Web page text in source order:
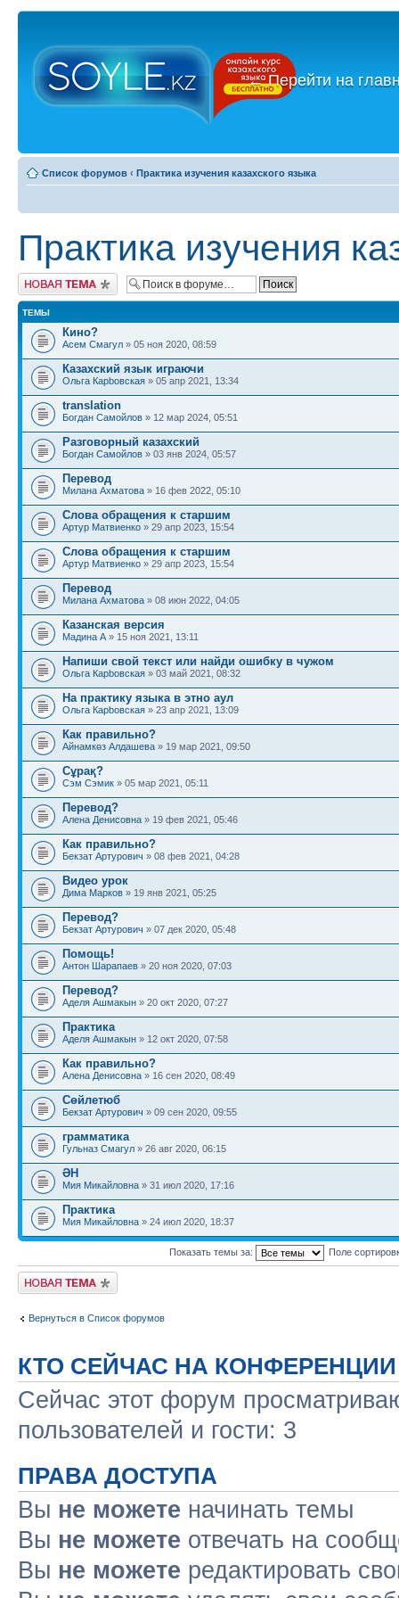
←Перейти на
Список форумов ‹ Практика изучения казахского языка
Практика изучения
Новая тема
ТЕМЫ
Кино?
Асем Смагул » 05 ноя 2020, 08:59
Казахский язык играючи
Ольга Карbовская » 05 апр 2021, 13:34
translation
Богдан Самойлов » 12 мар 2024, 05:51
Разговорный казахский
Богдан Самойлов » 03 янв 2024, 05:57
Перевод
Милана Ахматова » 16 фев 2022, 05:10
Слова обращения к старшим
Артур Матвиенко » 29 апр 2023, 15:54
Слова обращения к старшим
Артур Матвиенко » 29 апр 2023, 15:54
Перевод
Милана Ахматова » 08 июн 2022, 04:05
Казанская версия
Мадина A » 15 ноя 2021, 13:11
Напиши свой текст или найди ошибку в чужом
Ольга Карbовская » 03 май 2021, 08:32
На практику языка в этно аул
Ольга Карbовская » 23 апр 2021, 13:09
Как правильно?
Айнамкөз Алдашева » 19 мар 2021, 09:50
Сұрақ?
Сэм Сэмик » 05 мар 2021, 05:11
Перевод?
Алена Денисовна » 19 фев 2021, 05:46
Как правильно?
Бекзат Артурович » 08 фев 2021, 04:28
Видео урок
Дима Марков » 19 янв 2021, 05:25
Перевод?
Бекзат Артурович » 07 дек 2020, 05:48
Помощь!
Антон Шарапаев » 20 ноя 2020, 07:03
Перевод?
Аделя Ашмакын » 20 окт 2020, 07:27
Практика
Аделя Ашмакын » 12 окт 2020, 07:58
Как правильно?
Алена Денисовна » 16 сен 2020, 08:49
Сөйлетюб
Бекзат Артурович » 09 сен 2020, 09:55
грамматика
Гульназ Смагул » 26 авг 2020, 06:15
ӘН
Мия Микайловна » 31 июл 2020, 17:16
Практика
Мия Микайловна » 24 июл 2020, 18:37
Показать темы за: Поле
Новая тема
Вернуться в Список форумов
КТО СЕЙЧАС НА КОНФЕРЕНЦИИ
Сейчас этот форум
пользователей и гости: 3
ПРАВА ДОСТУПА
Вы не можете начинать темы
Вы не можете отвечать на
Вы не можете редактировать